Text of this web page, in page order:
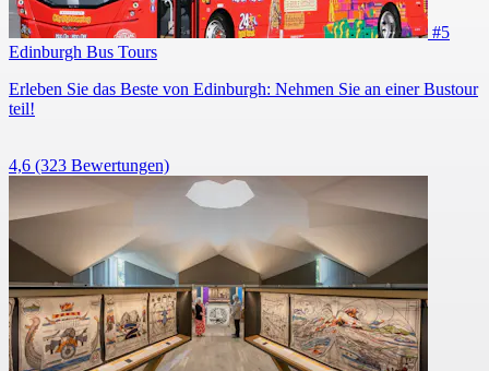
#5
Edinburgh Bus Tours
Erleben Sie das Beste von Edinburgh: Nehmen Sie an einer Bustour
teil!
4,6 (323 Bewertungen)